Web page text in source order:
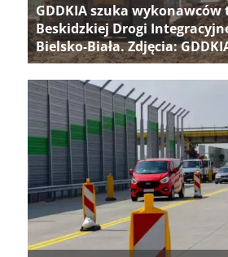
GDDKIA szuka wykonawców
Beskidzkiej Drogi
Bielsko-Biała. Zdjęcia: